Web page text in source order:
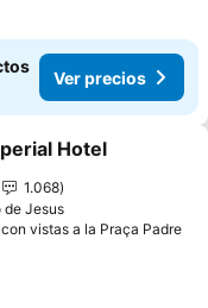
Ver precios
a favoritos
Hotel
1.068
de Jesus
vistas a la Praça Padre